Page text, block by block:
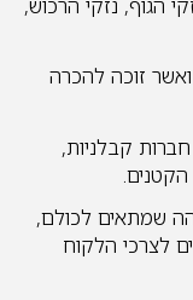
זוכה להכרה
קבלניות,
שמתאים לכולם,
לצרכי הלקוח